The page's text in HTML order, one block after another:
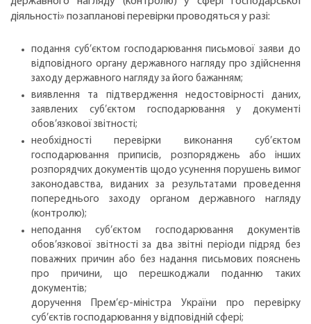
діяльності» позапланові перевірки проводяться у разі:
подання суб’єктом господарювання письмової заяви до
відповідного органу державного нагляду про здійснення
заходу державного нагляду за його бажанням;
виявлення та підтвердження недостовірності даних,
заявлених суб’єктом господарювання у документі
обов’язкової звітності;
необхідності перевірки виконання суб’єктом
господарювання приписів, розпоряджень або інших
розпорядчих документів щодо усунення порушень вимог
законодавства, виданих за результатами проведення
попереднього заходу органом державного нагляду
(контролю);
неподання суб’єктом господарювання документів
обов’язкової звітності за два звітні періоди підряд без
поважних причин або без надання письмових пояснень
про причини, що перешкоджали поданню таких
документів;
доручення Прем’єр-міністра України про перевірку
суб’єктів господарювання у відповідній сфері;